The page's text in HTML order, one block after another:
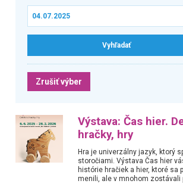
Zrušiť výber
Výstava: Čas hier.
hračky, hry
Hra je univerzálny jazyk, ktorý
storočiami. Výstava Čas hier
histórie hračiek a hier, ktoré sa
menili, ale v mnohom zostávali